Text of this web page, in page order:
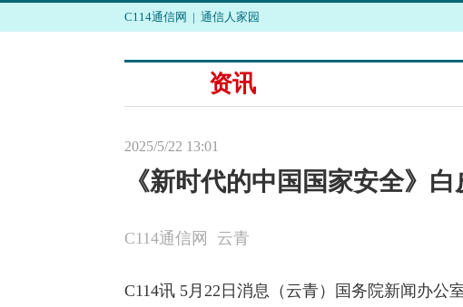
C114通信网 | 通信人家园
资讯
2025/5/22 13:01
《新时代的中国国家安全》
C114通信网 云青
C114讯 5月22日消息（云青）国务院新闻办公